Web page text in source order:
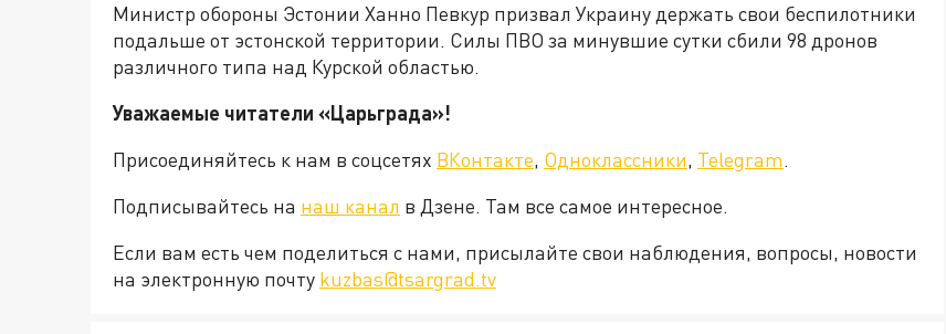
Министр обороны Эстонии Ханно Певкур призвал Украину держать свои беспилотники
подальше от эстонской территории. Силы ПВО за минувшие сутки сбили 98 дронов
различного типа над Курской областью.
Уважаемые читатели «Царьграда»!
Присоединяйтесь к нам в соцсетях ВКонтакте, Одноклассники, Telegram.
Подписывайтесь на наш канал в Дзене. Там все самое интересное.
Если вам есть чем поделиться с нами, присылайте свои наблюдения, вопросы, новости
на электронную почту kuzbas@tsargrad.tv